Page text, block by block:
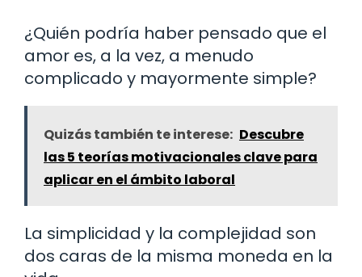
¿Quién podría haber pensado que el
amor es, a la vez, a menudo
complicado y mayormente simple?
Quizás también te interese: Descubre
las 5 teorías motivacionales clave para
aplicar en el ámbito laboral
La simplicidad y la complejidad son
dos caras de la misma moneda en la